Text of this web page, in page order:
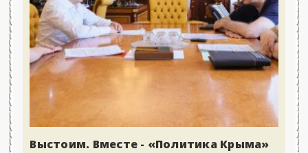
Выстоим. Вместе - «Политика Крыма»